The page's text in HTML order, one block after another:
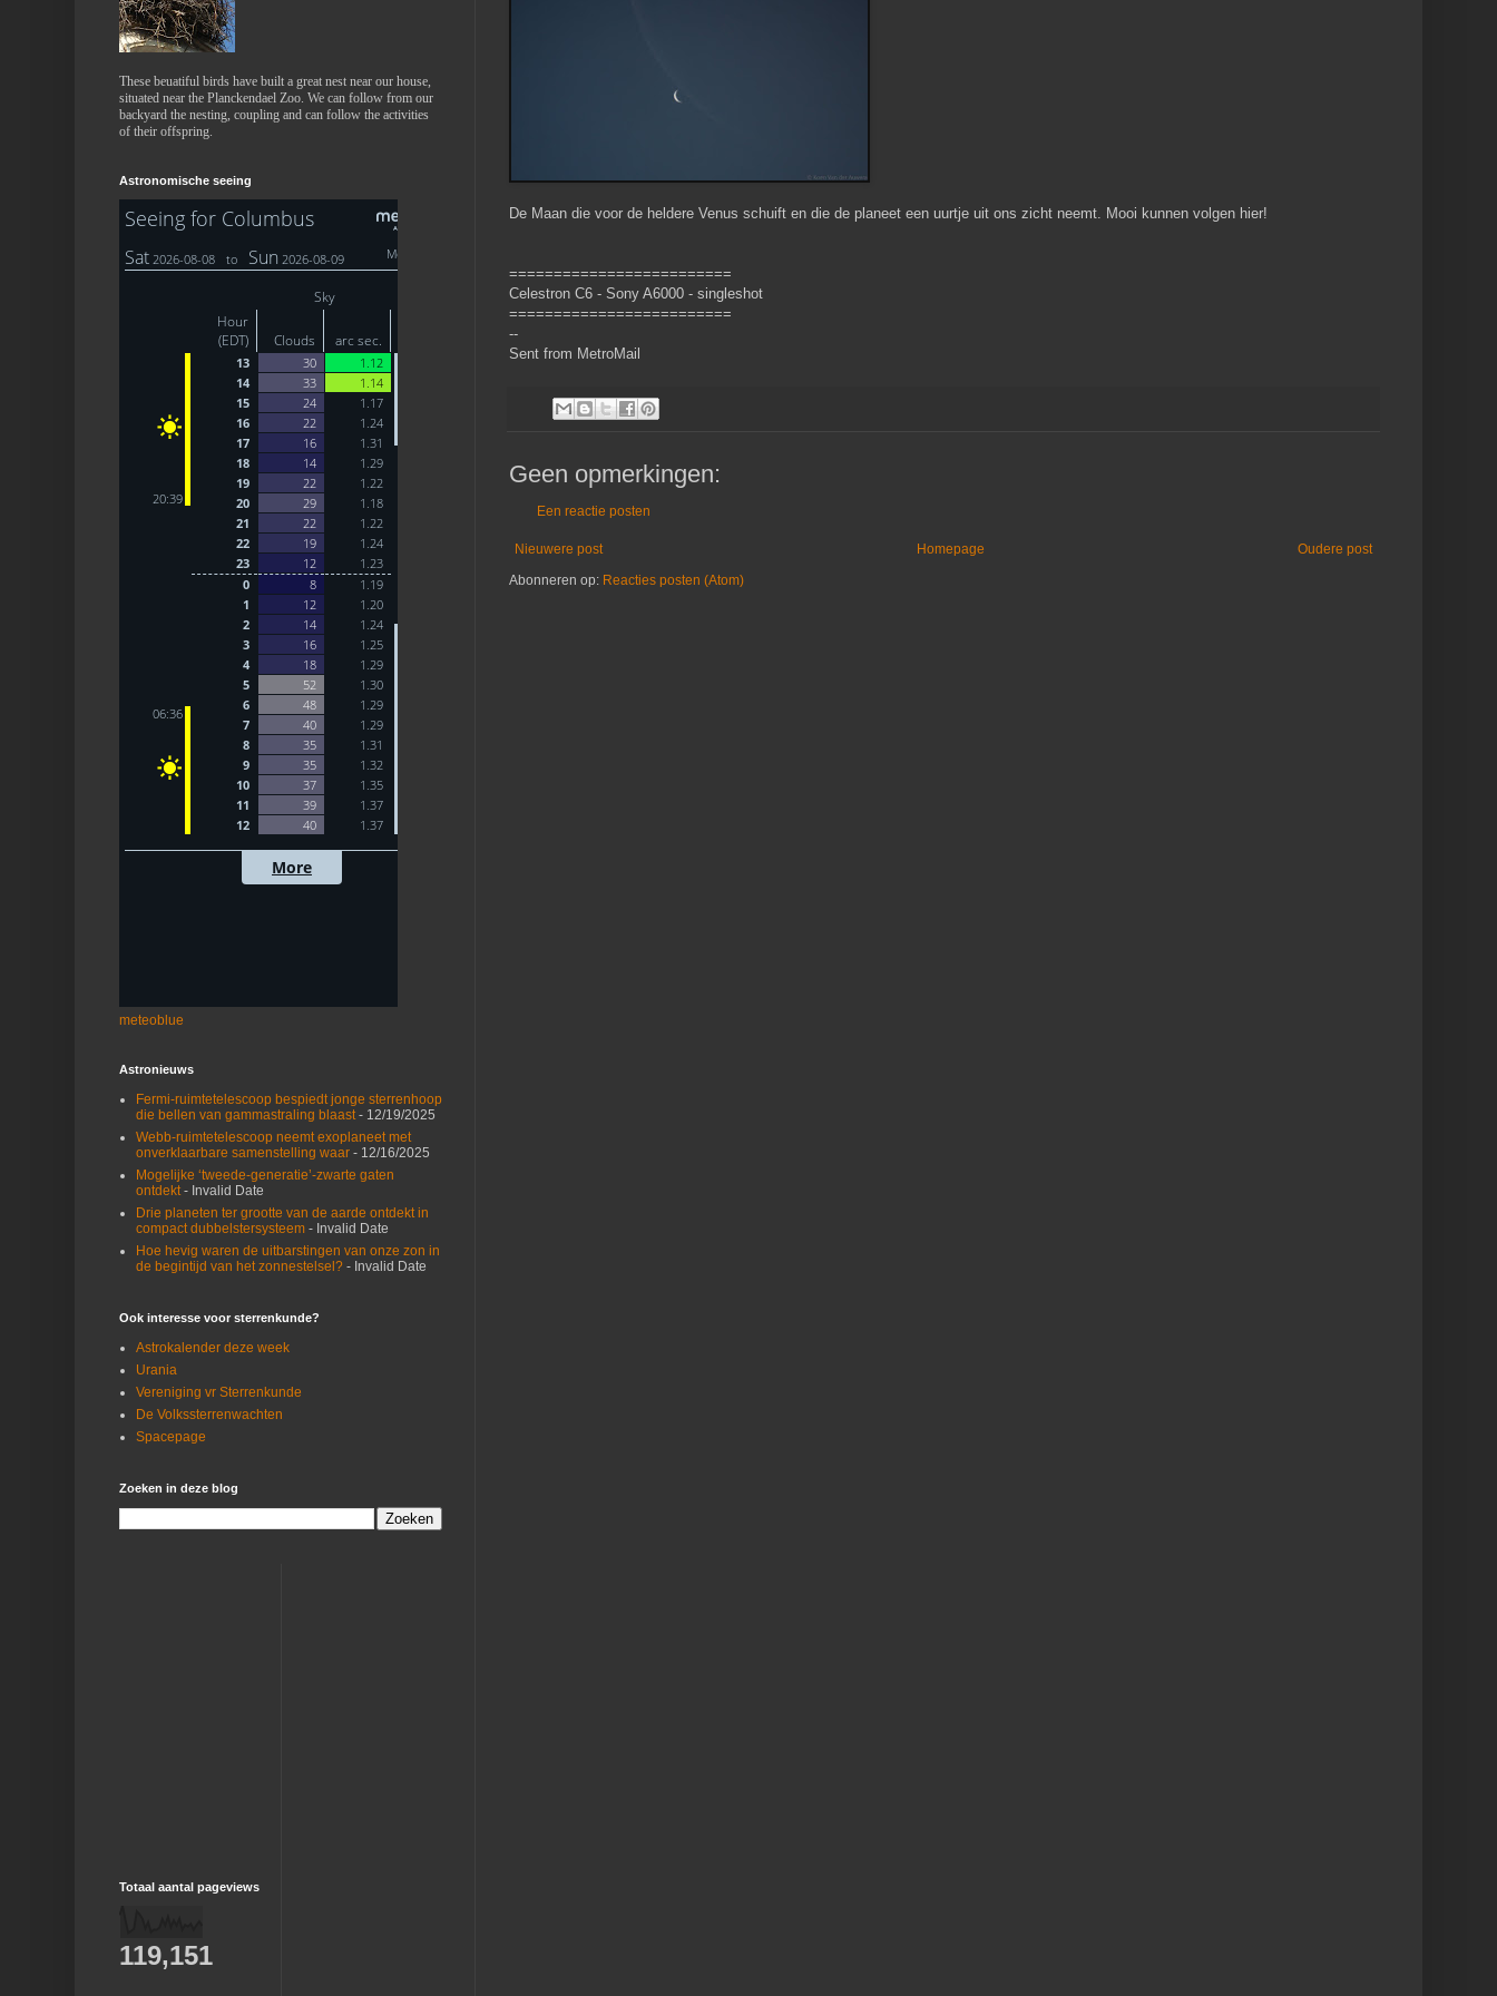
De Maan die voor de heldere Venus schuift en die de planeet een uurtje uit ons zicht neemt. Mooi kunnen volgen hier!
=========================
Celestron C6 - Sony A6000 - singleshot
=========================
--
Sent from MetroMail
Geen opmerkingen:
Een reactie posten
Nieuwere post Oudere post
Homepage
Abonneren op: Reacties posten (Atom)
These beuatiful birds have built a great nest near our house,
situated near the Planckendael Zoo. We can follow from our
backyard the nesting, coupling and can follow the activities
of their offspring.
Astronomische seeing
meteoblue
Astronieuws
Fermi-ruimtetelescoop bespiedt jonge sterrenhoop
die bellen van gammastraling blaast - 12/19/2025
Webb-ruimtetelescoop neemt exoplaneet met
onverklaarbare samenstelling waar - 12/16/2025
Mogelijke ‘tweede-generatie’-zwarte gaten
ontdekt - Invalid Date
Drie planeten ter grootte van de aarde ontdekt in
compact dubbelstersysteem - Invalid Date
Hoe hevig waren de uitbarstingen van onze zon in
de begintijd van het zonnestelsel? - Invalid Date
Ook interesse voor sterrenkunde?
Astrokalender deze week
Urania
Vereniging vr Sterrenkunde
De Volkssterrenwachten
Spacepage
Zoeken in deze blog
Totaal aantal pageviews
119,151